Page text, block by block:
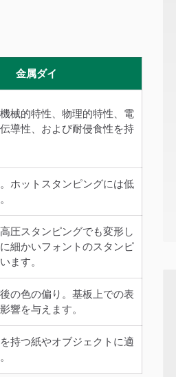
金属ダイ
械的特性、物理的特性、電
導性、および耐侵食性を持
ホットスタンピングには低
圧スタンピングでも変形し
細かいフォントのスタンピ
ます。
の色の偏り。基板上での表
響を与えます。
持つ紙やオブジェクトに適
ル